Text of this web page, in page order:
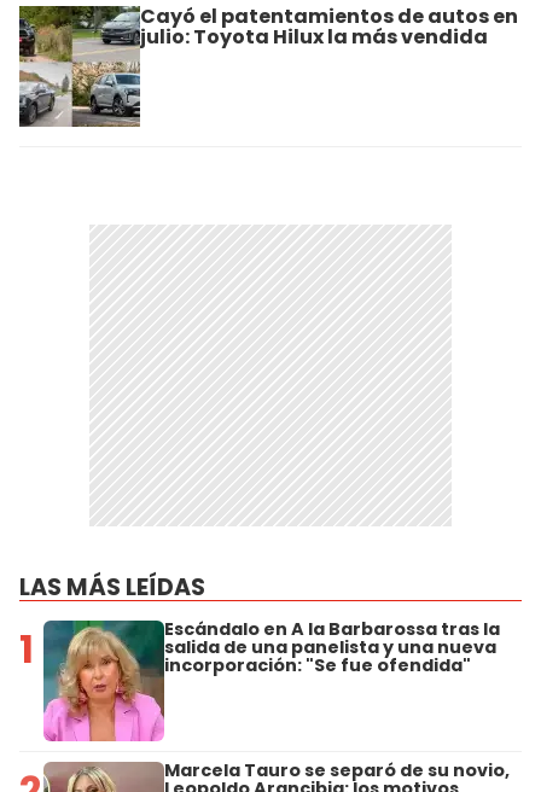
Cayó el patentamientos de autos en
julio: Toyota Hilux la más vendida
LAS MÁS LEÍDAS
1 Escándalo en A la Barbarossa tras la
salida de una panelista y una nueva
incorporación: "Se fue ofendida"
Marcela Tauro se separó de su novio,